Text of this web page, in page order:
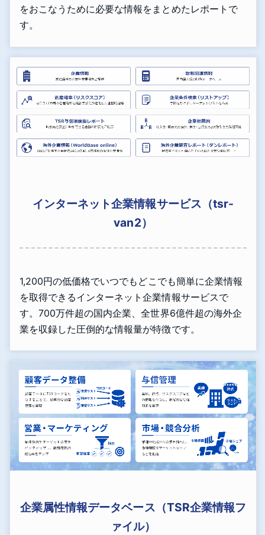
をおこなうために必要な情報をまとめたレポートで
す。
インターネット企業情報サービス（tsr-
van2）
1,200円の低価格でいつでもどこでも簡単に企業情報
を取得できるインターネット企業情報サービスで
す。700万件超の国内企業、全世界6億件超の海外企
業を収録した圧倒的な情報量が特徴です。
企業属性情報データベース（TSR企業情報フ
ァイル）